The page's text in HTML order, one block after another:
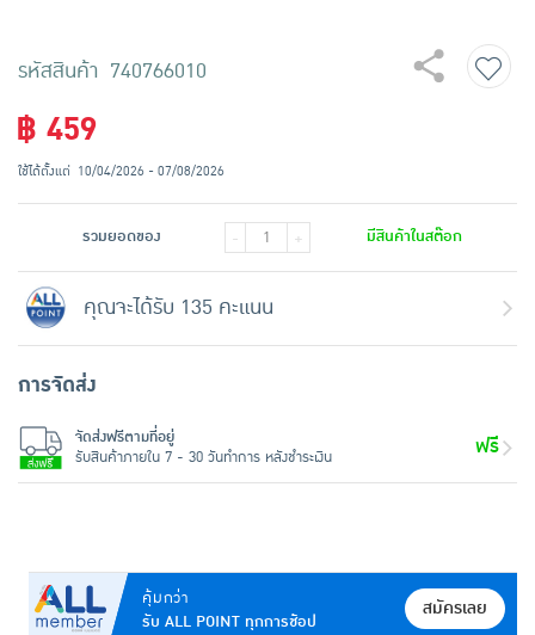
รหัสสินค้า 740766010
คุ้มกว่า
รับ ALL POINT ทุกการช้อป
สมัครเลย
฿ 459
ใช้ได้ตั้งแต่ 10/04/2026 - 07/08/2026
รวมยอดของ - + มีสินค้าในสต๊อก
คุณจะได้รับ 135 คะแนน
การจัดส่ง
จัดส่งฟรีตามที่อยู่
รับสินค้าภายใน 7 - 30 วันทำการ หลังชำระเงิน
ฟรี